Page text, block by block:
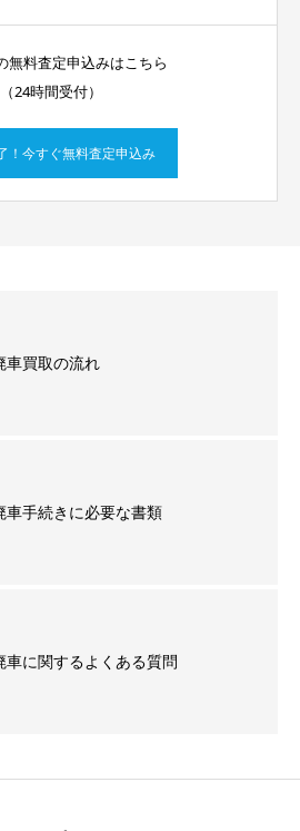
無料査定申込みはこちら
（24時間受付）
！今すぐ無料査定申込み
車買取の流れ
車手続きに必要な書類
車に関するよくある質問